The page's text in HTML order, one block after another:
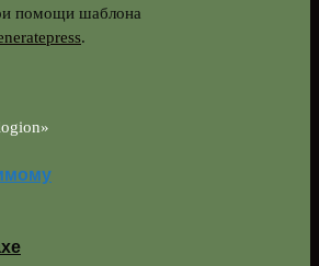
помощи шаблона
.